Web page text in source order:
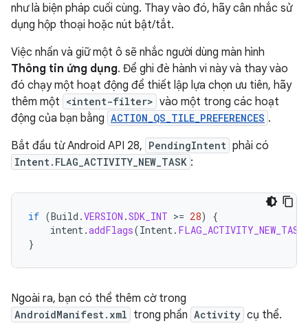
như là biện pháp cuối cùng. Thay vào đó, hãy cân nhắc sử
dụng hộp thoại hoặc nút bật/tắt.
Việc nhấn và giữ một ô sẽ nhắc người dùng màn hình
Thông tin ứng dụng. Để ghi đè hành vi này và thay vào
đó chạy một hoạt động để thiết lập lựa chọn ưu tiên, hãy
thêm một <intent-filter> vào một trong các hoạt
động của bạn bằng ACTION_QS_TILE_PREFERENCES .
Bắt đầu từ Android API 28, PendingIntent phải có
Intent.FLAG_ACTIVITY_NEW_TASK :
if (Build .VERSION .SDK_INT >= 28)
{
intent.addFlags(Intent. FLAG_ACTIVITY_NEW_TASK
}
Ngoài ra, bạn có thể thêm cờ trong
AndroidManifest.xml trong phần Activity cụ thể.